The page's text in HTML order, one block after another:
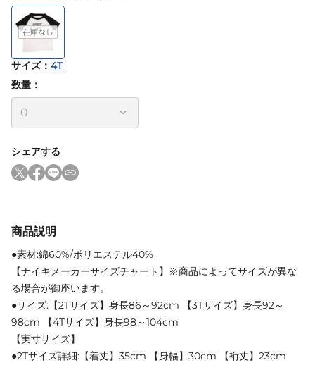
サイズ： 4T
数量：
シェアする
商品説明
●素材:綿60%/ポリエステル40%
【ナイキメーカーサイズチャート】※商品によってサイズが異な
る場合が御座います。
●サイズ:【2Tサイズ】身長86～92cm 【3Tサイズ】身長92～
98cm 【4Tサイズ】身長98～104cm
【実寸サイズ】
●2Tサイズ詳細:【着丈】35cm 【身幅】30cm 【裄丈】23cm